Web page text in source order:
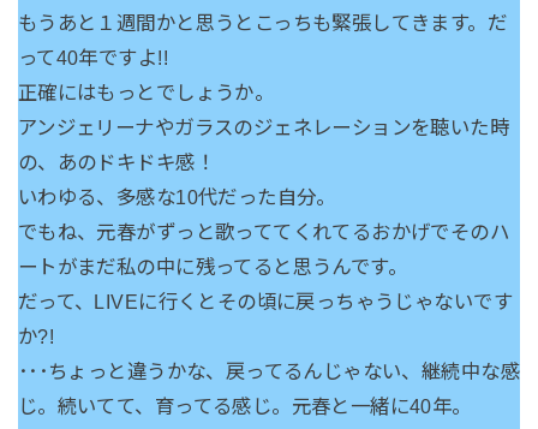
もうあと１週間かと思うとこっちも緊張してきます。だ
って40年ですよ!!
正確にはもっとでしょうか。
アンジェリーナやガラスのジェネレーションを聴いた時
の、あのドキドキ感！
いわゆる、多感な10代だった自分。
でもね、元春がずっと歌っててくれてるおかげでそのハ
ートがまだ私の中に残ってると思うんです。
だって、LIVEに行くとその頃に戻っちゃうじゃないです
か?!
･･･ちょっと違うかな、戻ってるんじゃない、継続中な感
じ。続いてて、育ってる感じ。元春と一緒に40年。